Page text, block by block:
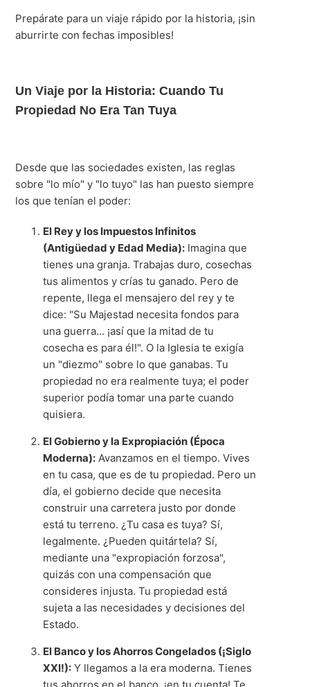
Prepárate para un viaje rápido por la historia, ¡sin
aburrirte con fechas imposibles!
Un Viaje por la Historia: Cuando Tu
Propiedad No Era Tan Tuya
Desde que las sociedades existen, las reglas
sobre "lo mío" y "lo tuyo" las han puesto siempre
los que tenían el poder:
El Rey y los Impuestos Infinitos
(Antigüedad y Edad Media): Imagina que
tienes una granja. Trabajas duro, cosechas
tus alimentos y crías tu ganado. Pero de
repente, llega el mensajero del rey y te
dice: "Su Majestad necesita fondos para
una guerra... ¡así que la mitad de tu
cosecha es para él!". O la Iglesia te exigía
un "diezmo" sobre lo que ganabas. Tu
propiedad no era realmente tuya; el poder
superior podía tomar una parte cuando
quisiera.
El Gobierno y la Expropiación (Época
Moderna): Avanzamos en el tiempo. Vives
en tu casa, que es de tu propiedad. Pero un
día, el gobierno decide que necesita
construir una carretera justo por donde
está tu terreno. ¿Tu casa es tuya? Sí,
legalmente. ¿Pueden quitártela? Sí,
mediante una "expropiación forzosa",
quizás con una compensación que
consideres injusta. Tu propiedad está
sujeta a las necesidades y decisiones del
Estado.
El Banco y los Ahorros Congelados (¡Siglo
XXI!): Y llegamos a la era moderna. Tienes